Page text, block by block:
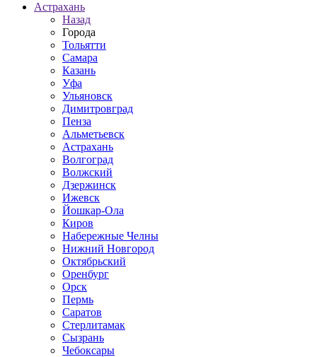
Астрахань
Назад
Города
Тольятти
Самара
Казань
Уфа
Ульяновск
Димитровград
Пенза
Альметьевск
Астрахань
Волгоград
Волжский
Дзержинск
Ижевск
Йошкар-Ола
Киров
Набережные Челны
Нижний Новгород
Октябрьский
Оренбург
Орск
Пермь
Саратов
Стерлитамак
Сызрань
Чебоксары